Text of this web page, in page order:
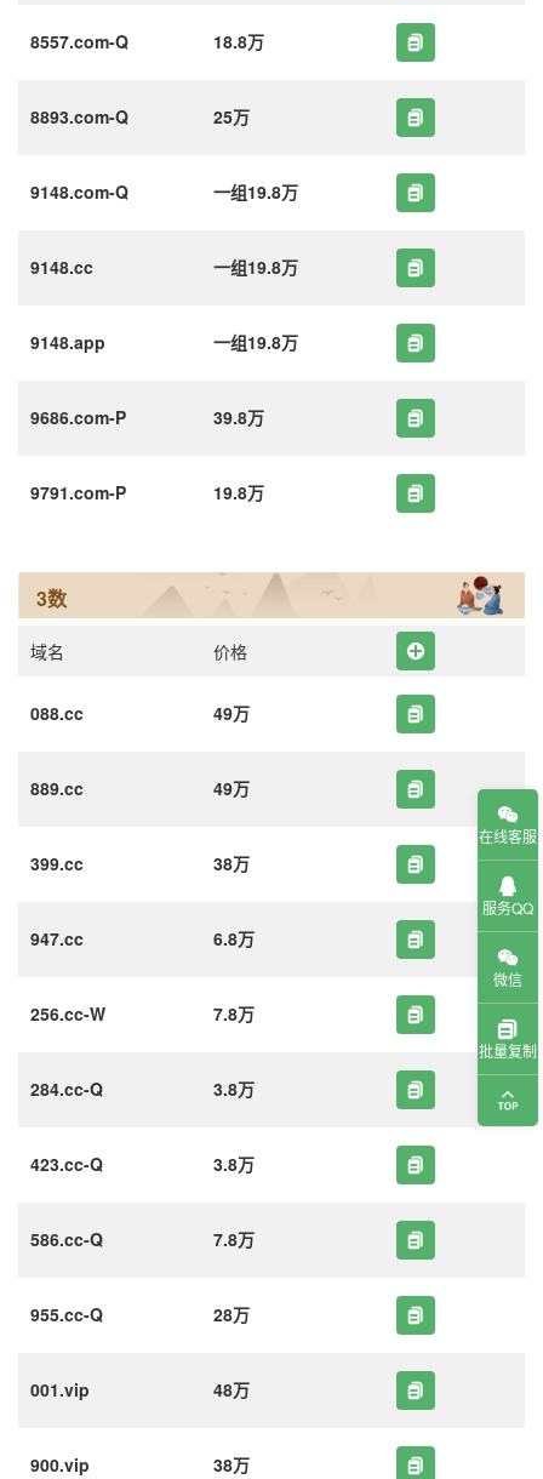
8557.com-Q 18.8万
8893.com-Q 25万
9148.com-Q 一组19.8万
9148.cc 一组19.8万
9148.app 一组19.8万
9686.com-P 39.8万
9791.com-P 19.8万
3数
域名 价格
088.cc 49万
889.cc 49万
399.cc 38万
947.cc 6.8万
256.cc-W 7.8万
284.cc-Q 3.8万
423.cc-Q 3.8万
586.cc-Q 7.8万
955.cc-Q 28万
001.vip 48万
900.vip 38万
在线客服
服务QQ
微信
批量复制